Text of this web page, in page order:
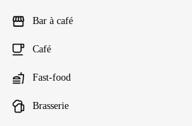
Bar à café
Café
Fast-food
Brasserie